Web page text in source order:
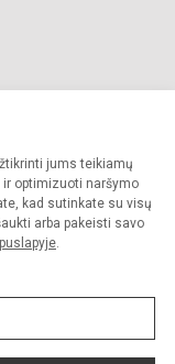
jums teikiamų
optimizuoti naršymo
kad sutinkate su visų
arba pakeisti savo
.
administracijos